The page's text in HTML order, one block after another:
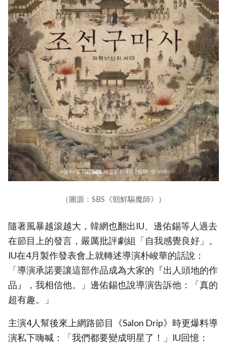
（圖源：SBS《朝鮮驅魔師》）
隨著風暴越滾越大，韓網也翻出IU、邊佑錫等人過去
在節目上的發言，嚴厲批評劇組「自我感覺良好」。
IU在4月製作發表會上就轉述導演朴峻華的話說：
「導演承諾要讓這部作品成為大家的『出人頭地的作
品』，我相信他。」邊佑錫也說導演告訴他：「真的
超有趣。」
主演4人幫後來上網路節目《Salon Drip》時更爆料導
演私下嗨喊：「我們都要變成明星了！」IU回憶：